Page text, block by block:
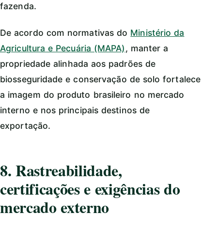
fazenda.
De acordo com normativas do Ministério da
Agricultura e Pecuária (MAPA), manter a
propriedade alinhada aos padrões de
biosseguridade e conservação de solo fortalece
a imagem do produto brasileiro no mercado
interno e nos principais destinos de
exportação.
8. Rastreabilidade,
certificações e exigências do
mercado externo